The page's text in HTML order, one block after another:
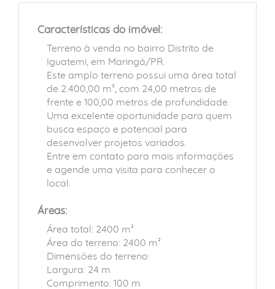
Características do imóvel:
Terreno à venda no bairro Distrito de
Iguatemi, em Maringá/PR.
Este amplo terreno possui uma área total
de 2.400,00 m², com 24,00 metros de
frente e 100,00 metros de profundidade.
Uma excelente oportunidade para quem
busca espaço e potencial para
desenvolver projetos variados.
Entre em contato para mais informações
e agende uma visita para conhecer o
local.
Áreas:
Área total: 2400 m²
Área do terreno: 2400 m²
Dimensões do terreno:
Largura: 24 m
Comprimento: 100 m